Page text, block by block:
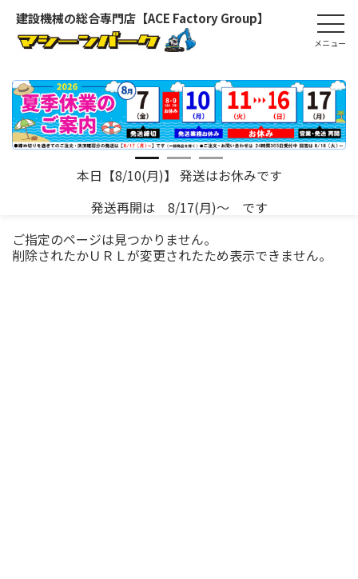
建設機械の総合専門店【ACE Factory Group】
本日【8/10(月)】 発送はお休みです
発送再開は 8/17(月)～ です
ご指定のページは見つかりません。
削除されたかＵＲＬが変更されたため表示できません。